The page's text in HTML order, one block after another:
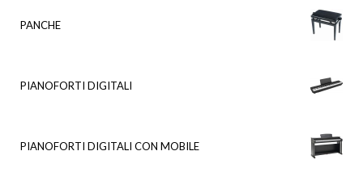
PANCHE
PIANOFORTI DIGITALI
PIANOFORTI DIGITALI CON MOBILE